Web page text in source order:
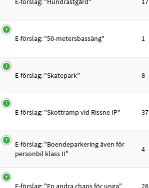
E-förslag: "50-metersbassäng" 1
E-förslag: "Skatepark" 8
E-förslag: "Skottramp vid Rissne IP" 37
E-förslag: "Boendeparkering även för
personbil klass II"
4
E-förslag: "En andra chans för unga" 28